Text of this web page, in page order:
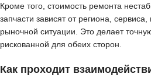
Кроме того, стоимость ремонта
запчасти зависят от региона,
рыночной ситуации. Это делает
рискованной для обеих сторон.
Как проходит